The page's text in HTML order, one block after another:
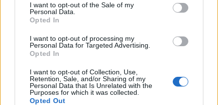
I want to opt-out of the Sale of my
Personal Data.
Opted In
I want to opt-out of processing my
Personal Data for Targeted Advertising.
Opted In
I want to opt-out of Collection, Use,
Retention, Sale, and/or Sharing of my
Personal Data that Is Unrelated with the
Purposes for which it was collected.
Opted Out
29:32 IlFattotorna sul Berlusconi stragista.
31:37 Nel Lazio è in arrivo una legge regionale che
prevede che le
distanza inferiore di 500 metri da scuole, centri
giovanili, centri anziani, ospedali e chiese.
Ennesima follia ipocrita!!!